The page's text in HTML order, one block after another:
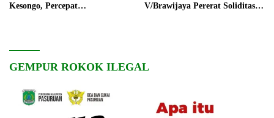
Kesongo, Percepat
V/Brawijaya Pererat Soliditas
GEMPUR ROKOK ILEGAL